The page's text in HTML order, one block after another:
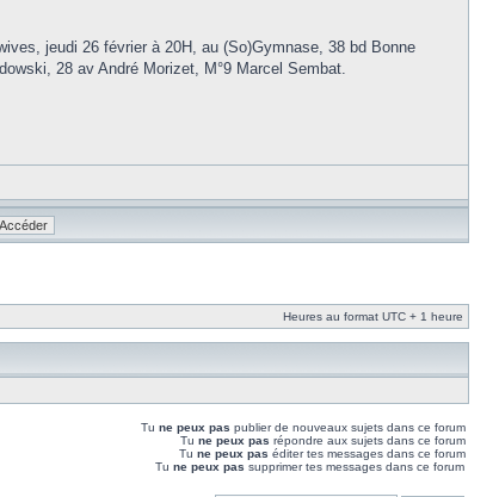
jeudi 26 février à 20H, au (So)Gymnase, 38 bd Bonne
28 av André Morizet, M°9 Marcel Sembat.
Heures au format UTC + 1 heure
Tu ne peux pas publier de nouveaux sujets dans ce forum
Tu ne peux pas répondre aux sujets dans ce forum
Tu ne peux pas éditer tes messages dans ce forum
Tu ne peux pas supprimer tes messages dans ce forum